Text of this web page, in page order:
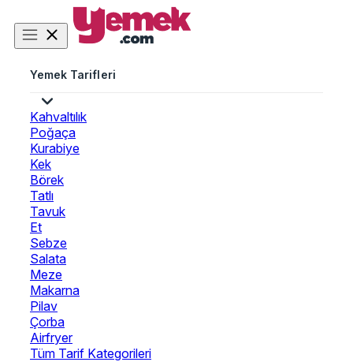
Yemek Tarifleri
Kahvaltılık
Poğaça
Kurabiye
Kek
Börek
Tatlı
Tavuk
Et
Sebze
Salata
Meze
Makarna
Pilav
Çorba
Airfryer
Tüm Tarif Kategorileri